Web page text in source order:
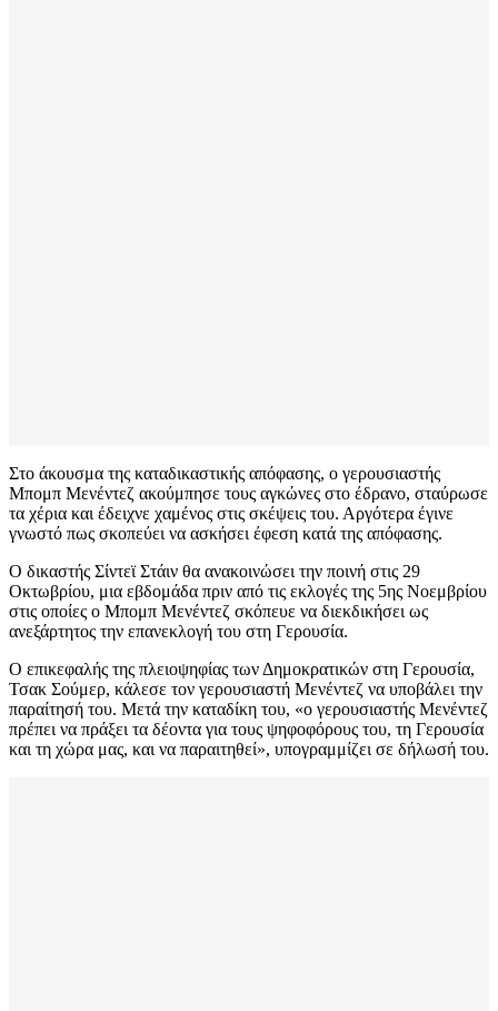
Στο άκουσμα της καταδικαστικής απόφασης, ο γερουσιαστής
Μπομπ Μενέντεζ ακούμπησε τους αγκώνες στο έδρανο, σταύρωσε
τα χέρια και έδειχνε χαμένος στις σκέψεις του. Αργότερα έγινε
γνωστό πως σκοπεύει να ασκήσει έφεση κατά της απόφασης.
Ο δικαστής Σίντεϊ Στάιν θα ανακοινώσει την ποινή στις 29
Οκτωβρίου, μια εβδομάδα πριν από τις εκλογές της 5ης Νοεμβρίου
στις οποίες ο Μπομπ Μενέντεζ σκόπευε να διεκδικήσει ως
ανεξάρτητος την επανεκλογή του στη Γερουσία.
Ο επικεφαλής της πλειοψηφίας των Δημοκρατικών στη Γερουσία,
Τσακ Σούμερ, κάλεσε τον γερουσιαστή Μενέντεζ να υποβάλει την
παραίτησή του. Μετά την καταδίκη του, «ο γερουσιαστής Μενέντεζ
πρέπει να πράξει τα δέοντα για τους ψηφοφόρους του, τη Γερουσία
και τη χώρα μας, και να παραιτηθεί», υπογραμμίζει σε δήλωσή του.